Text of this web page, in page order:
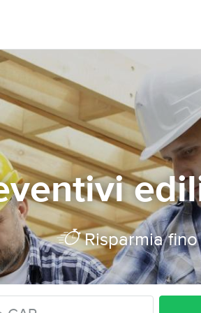
Risparmia